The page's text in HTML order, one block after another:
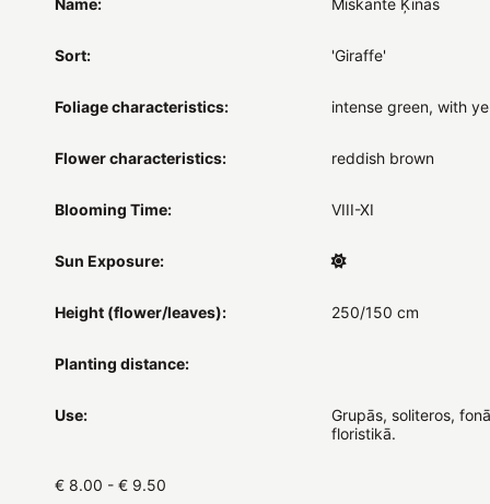
Sort: 'Giraffe'
Foliage characteristics: intense green, with
Flower characteristics: reddish brown
Blooming Time: VIII-XI
Sun Exposure:
Height (flower/leaves): 250/150 cm
Planting distance:
Use:
Grupās, soliteros,
floristikā.
€ 8.00 - € 9.50